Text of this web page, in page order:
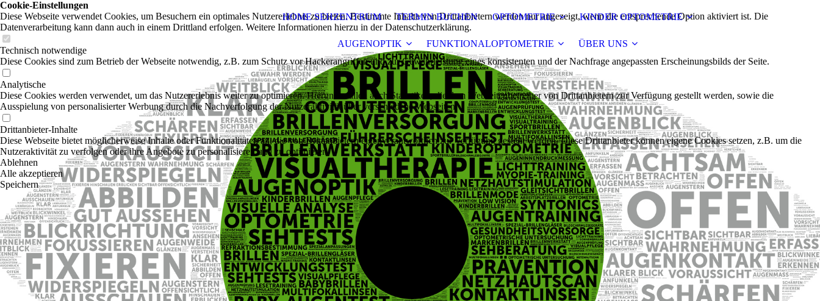
HOME SEHZENTRUM TERMIN BUCHEN OPTOMETRIE KINDER OPTOMETRIE
AUGENOPTIK FUNKTIONALOPTOMETRIE ÜBER UNS
Cookie-Einstellungen
Diese Webseite verwendet Cookies, um Besuchern ein optimales Nutzererlebnis zu bieten. Bestimmte Inhalte von Drittanbietern werden nur angezeigt, wenn die entsprechende Option aktiviert ist. Die
Datenverarbeitung kann dann auch in einem Drittland erfolgen. Weitere Informationen hierzu in der Datenschutzerklärung.
Technisch notwendige
Diese Cookies sind zum Betrieb der Webseite notwendig, z.B. zum Schutz vor Hackerangriffen und zur Gewährleistung eines konsistenten und der Nachfrage angepassten Erscheinungsbilds der Seite.
Analytische
Diese Cookies werden verwendet, um das Nutzererlebnis weiter zu optimieren. Hierunter fallen auch Statistiken, die dem Webseitenbetreiber von Drittanbietern zur Verfügung gestellt werden, sowie die
Ausspielung von personalisierter Werbung durch die Nachverfolgung der Nutzeraktivität über verschiedene Webseiten.
Drittanbieter-Inhalte
Diese Webseite bietet möglicherweise Inhalte oder Funktionalitäten an, die von Drittanbietern eigenverantwortlich zur Verfügung gestellt werden. Diese Drittanbieter können eigene Cookies setzen, z.B. um die
Nutzeraktivität zu verfolgen oder ihre Angebote zu personalisieren und zu optimieren.
Ablehnen
Alle akzeptieren
Speichern